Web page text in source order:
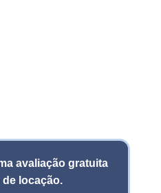
avaliação gratuita
locação.